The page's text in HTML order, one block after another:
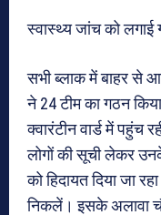
स्वास्थ्य जांच को लगाई
सभी ब्लाक में बाहर से
ने 24 टीम का गठन
क्वारंटीन वार्ड में पहुंच
लोगों की सूची लेकर
को हिदायत दिया जा
निकलें। इसके अलावा